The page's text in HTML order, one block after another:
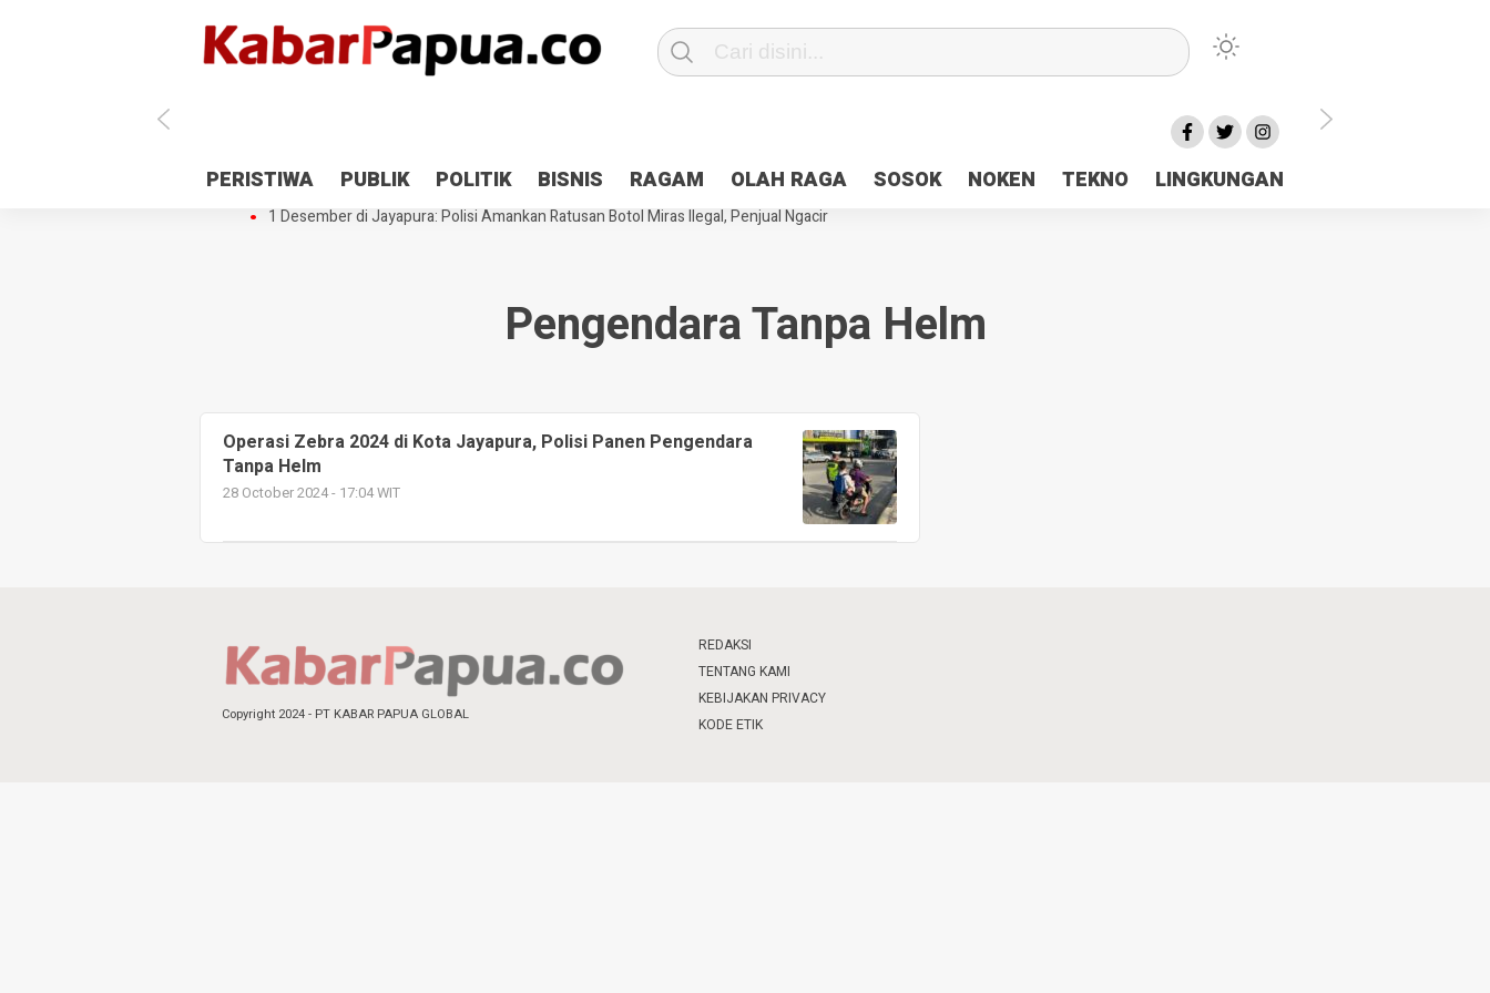
PERISTIWA PUBLIK POLITIK BISNIS RAGAM OLAH RAGA SOSOK NOKEN TEKNO LINGKUNGAN
Antisipasi 1 Desember, TNI Polri Patroli 2×24 jam di Kota Jayapura
Pesan Sejuk Polri di Deklarasi Pemilu Ceria Tanah Papua
Gedung Perpustakaan SMPN 5 Sentani Terbakar
Hibah Pilkada Jayapura Cair 10 Persen, Deposit Kas Daerah Rp23 Miliar Disorot
1 Desember di Jayapura: Polisi Amankan Ratusan Botol Miras Ilegal, Penjual Ngacir
Pengendara Tanpa Helm
Operasi Zebra 2024 di Kota Jayapura, Polisi Panen Pengendara
Tanpa Helm
28 October 2024 - 17:04 WIT
Copyright 2024 - PT KABAR PAPUA GLOBAL
REDAKSI
TENTANG KAMI
KEBIJAKAN PRIVACY
KODE ETIK